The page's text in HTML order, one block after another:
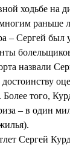
ходьбе на
раньше
– Сергей был
назвали
того,
– в один
Сергей